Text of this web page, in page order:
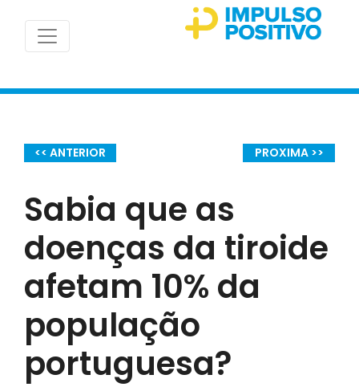
<< ANTERIOR PROXIMA >>
Sabia que as
doenças da tiroide
afetam 10% da
população
portuguesa?